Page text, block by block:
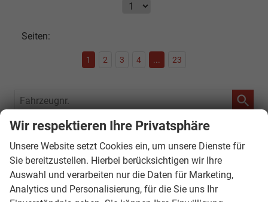
Seiten:
1 2 3 4 ... 23
Fahrzeugnr.
SOFORT VERFÜGBAR
Audi
Bentley
Wir respektieren Ihre Privatsphäre
Unsere Website setzt Cookies ein, um unsere Dienste für
Sie bereitzustellen. Hierbei berücksichtigen wir Ihre
Auswahl und verarbeiten nur die Daten für Marketing,
Analytics und Personalisierung, für die Sie uns Ihr